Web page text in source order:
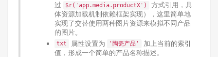
过
$r('app.media.productX')
方式引用，具
体资源加载机制依赖框架实现），这里简单地
实现了交替使用两种图片资源来模拟不同产品
的图片。
txt 属性设置为 '陶瓷产品'
加上当前的索引
值，形成一个简单的产品名称描述。